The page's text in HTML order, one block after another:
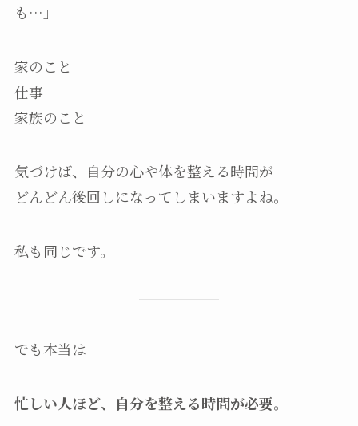
も…」
家のこと
仕事
家族のこと
気づけば、自分の心や体を整える時間が
どんどん後回しになってしまいますよね。
私も同じです。
でも本当は
忙しい人ほど、自分を整える時間が必要。